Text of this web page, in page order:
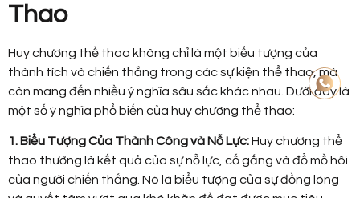
Thao
Huy chương thể thao không chỉ là một biểu tượng của
thành tích và chiến thắng trong các sự kiện thể thao, mà
còn mang đến nhiều ý nghĩa sâu sắc khác nhau. Dưới đây là
một số ý nghĩa phổ biến của huy chương thể thao:
1. Biểu Tượng Của Thành Công và Nỗ Lực:Huy chương thể
thao thường là kết quả của sự nỗ lực, cố gắng và đổ mồ hôi
của người chiến thắng. Nó là biểu tượng của sự đồng lòng